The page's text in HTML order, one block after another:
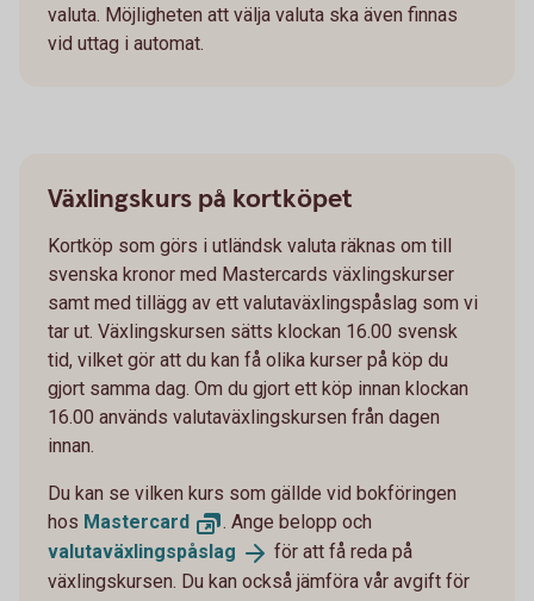
valuta. Möjligheten att välja valuta ska även finnas
vid uttag i automat.
Växlingskurs på kortköpet
Kortköp som görs i utländsk valuta räknas om till
svenska kronor med Mastercards växlingskurser
samt med tillägg av ett valutaväxlingspåslag som vi
tar ut. Växlingskursen sätts klockan 16.00 svensk
tid, vilket gör att du kan få olika kurser på köp du
gjort samma dag. Om du gjort ett köp innan klockan
16.00 används valutaväxlingskursen från dagen
innan.
Du kan se vilken kurs som gällde vid bokföringen
hos Mastercard
. Ange belopp och
valutaväxlingspåslag
för att få reda på
växlingskursen. Du kan också jämföra vår avgift för